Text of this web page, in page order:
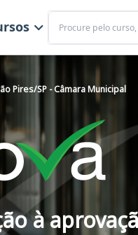
Buscar
Pires/SP - Câmara Municipal
à